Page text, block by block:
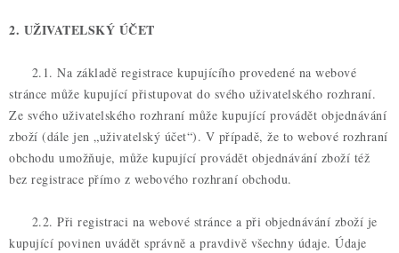
2. UŽIVATELSKÝ ÚČET
2.1. Na základě registrace kupujícího provedené na webové
stránce může kupující přistupovat do svého uživatelského rozhraní.
Ze svého uživatelského rozhraní může kupující provádět objednávání
zboží (dále jen „uživatelský účet“). V případě, že to webové rozhraní
obchodu umožňuje, může kupující provádět objednávání zboží též
bez registrace přímo z webového rozhraní obchodu.
2.2. Při registraci na webové stránce a při objednávání zboží je
kupující povinen uvádět správně a pravdivě všechny údaje. Údaje